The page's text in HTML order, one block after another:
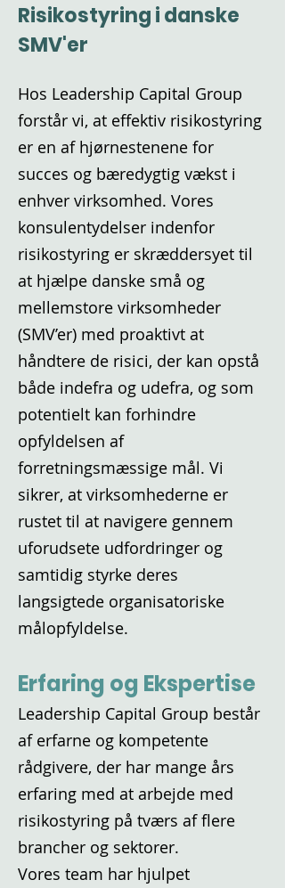
Risikostyring i danske
SMV'er
Hos Leadership Capital Group
forstår vi, at effektiv risikostyring
er en af hjørnestenene for
succes og bæredygtig vækst i
enhver virksomhed. Vores
konsulentydelser indenfor
risikostyring er skræddersyet til
at hjælpe danske små og
mellemstore virksomheder
(SMV’er) med proaktivt at
håndtere de risici, der kan opstå
både indefra og udefra, og som
potentielt kan forhindre
opfyldelsen af
forretningsmæssige mål. Vi
sikrer, at virksomhederne er
rustet til at navigere gennem
uforudsete udfordringer og
samtidig styrke deres
langsigtede organisatoriske
målopfyldelse.
Erfaring og Ekspertise
Leadership Capital Group består
af erfarne og kompetente
rådgivere, der har mange års
erfaring med at arbejde med
risikostyring på tværs af flere
brancher og sektorer.
Vores team har hjulpet